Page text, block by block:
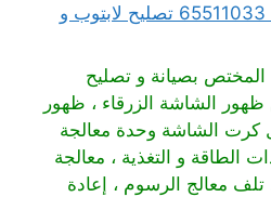
مهندس كمبيوتر الصليبية 65511033 تصليح لابتوب و
المختص بصيانة و تصليح
الشاشة الزرقاء ، ظهور
كرت الشاشة وحدة معالجة
الطاقة و التغذية ، معالجة
تلف معالج الرسوم ، إعادة